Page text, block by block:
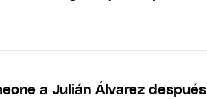
a Julián Álvarez después